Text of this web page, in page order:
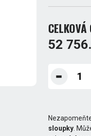
52
sloupky.